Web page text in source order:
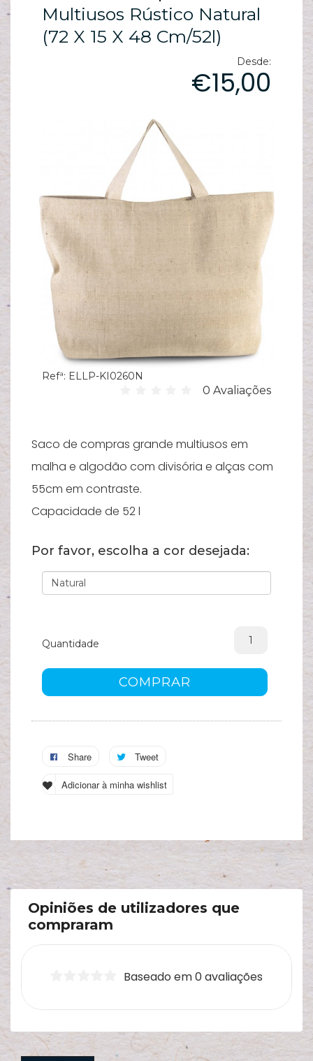
/
Multiusos Rústico Natural
(72 X 15 X 48 Cm/52l)
Desde:
€15,00
Refª: ELLP-KI0260N
0 Avaliações
Saco de compras grande multiusos em
malha e algodão com divisória e alças com
55cm em contraste.
Capacidade de 52 l
Por favor, escolha a cor desejada:
Quantidade
COMPRAR
Share Tweet
Adicionar à minha wishlist
Opiniões de utilizadores que
compraram
Baseado em 0 avaliações